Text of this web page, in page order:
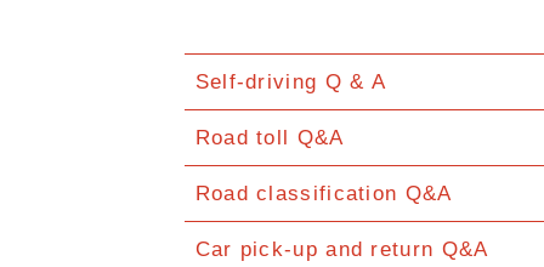
Self-driving Q & A
Road toll Q&A
Road classification Q&A
Car pick-up and return Q&A